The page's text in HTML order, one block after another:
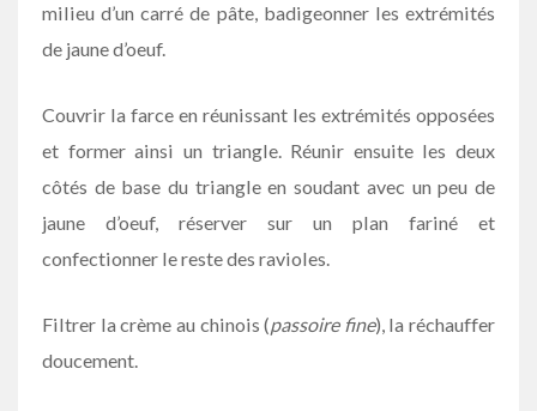
milieu d’un carré de pâte, badigeonner les extrémités
de jaune d’oeuf.
Couvrir la farce en réunissant les extrémités opposées
et former ainsi un triangle. Réunir ensuite les deux
côtés de base du triangle en soudant avec un peu de
jaune d’oeuf, réserver sur un plan fariné et
confectionner le reste des ravioles.
Filtrer la crème au chinois (passoire fine), la réchauffer
doucement.